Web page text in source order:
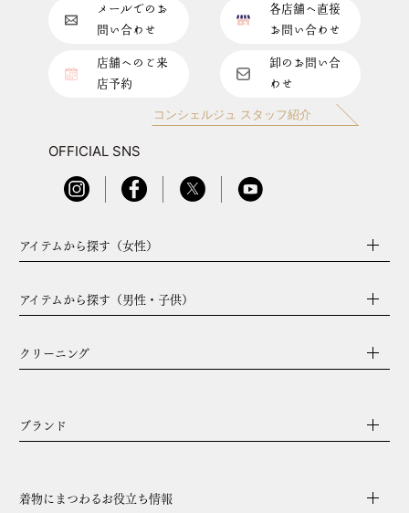
メールでのお
問い合わせ
各店舗へ直接
お問い合わせ
店舗へのご来
店予約
卸のお問い合
わせ
コンシェルジュ スタッフ紹介
OFFICIAL SNS
アイテムから探す（女性）
アイテムから探す（男性・子供）
クリーニング
ブランド
着物にまつわるお役立ち情報